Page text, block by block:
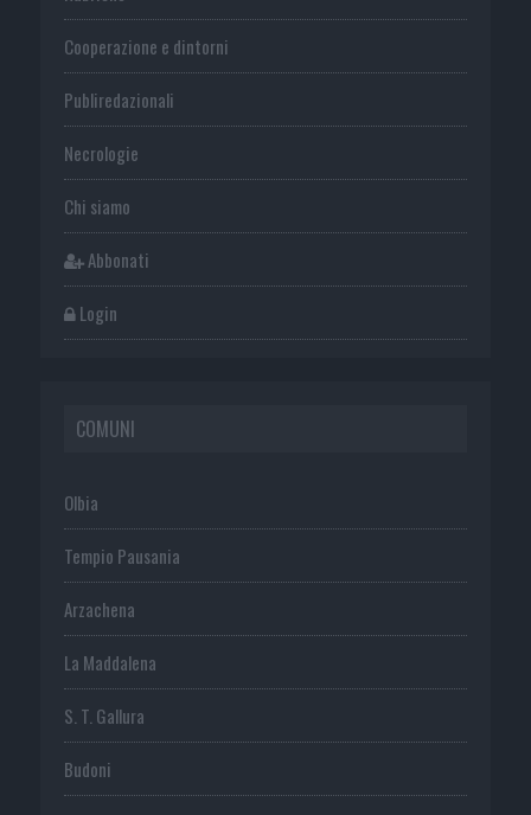
Cooperazione e dintorni
Publiredazionali
Necrologie
Chi siamo
Abbonati
Login
COMUNI
Olbia
Tempio Pausania
Arzachena
La Maddalena
S. T. Gallura
Budoni